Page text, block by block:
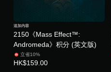
2150《Mass Effect™:
Andromeda》积分 (英文版)
追加内容
立省10%
HK$159.00